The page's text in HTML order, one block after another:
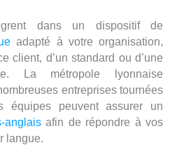
dans un dispositif de
adapté à votre organisation,
client, d’un standard ou d’une
La métropole lyonnaise
entreprises tournées
équipes peuvent assurer un
anglaisafin de répondre à vos
langue.